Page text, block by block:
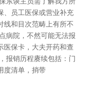
、员工医保或营业补充
线和目次范畴上有所不
病院，不然可能无法报
医保卡，大夫开药和查
报销历程赓续包括：门
度清单，捎带